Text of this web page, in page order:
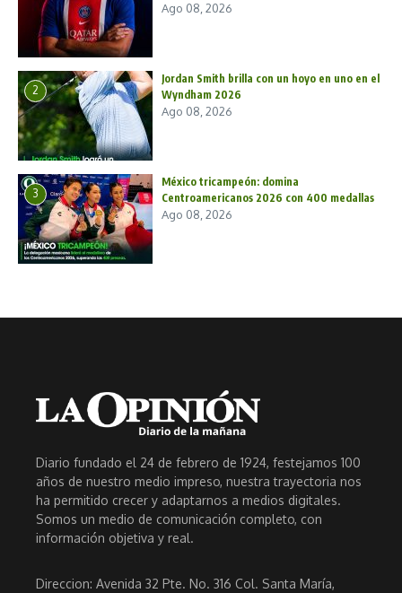
Ago 08, 2026
2
Jordan Smith brilla con un hoyo en uno en el
Wyndham 2026
Ago 08, 2026
3
México tricampeón: domina
Centroamericanos 2026 con 400 medallas
Ago 08, 2026
Diario fundado el 24 de febrero de 1924, festejamos 100
años de nuestro medio impreso, nuestra trayectoria nos
ha permitido crecer y adaptarnos a medios digitales.
Somos un medio de comunicación completo, con
información objetiva y real.
Direccion: Avenida 32 Pte. No. 316 Col. Santa María,